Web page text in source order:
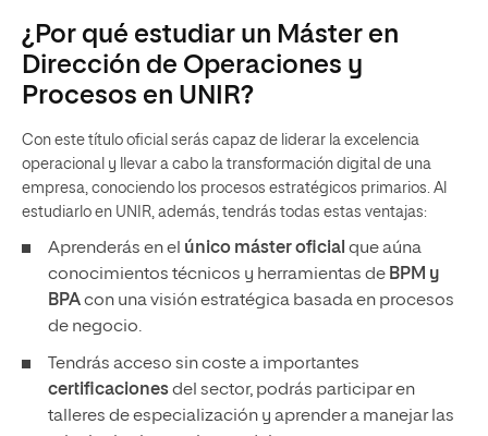
¿Por qué estudiar un Máster en
Dirección de Operaciones y
Procesos en UNIR?
Con este título oficial serás capaz de liderar la excelencia
operacional y llevar a cabo la transformación digital de una
empresa, conociendo los procesos estratégicos primarios. Al
estudiarlo en UNIR, además, tendrás todas estas ventajas:
Aprenderás en el único máster oficial que aúna
conocimientos técnicos y herramientas de BPM y
BPAcon una visión estratégica basada en procesos
de negocio.
Tendrás acceso sin coste a importantes
certificacionesdel sector, podrás participar en
talleres de especialización y aprender a manejar las